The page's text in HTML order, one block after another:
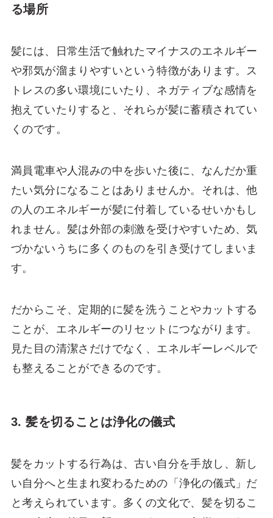
る場所
髪には、日常生活で触れたマイナスのエネルギー
や邪気が溜まりやすいという特徴があります。ス
トレスの多い環境にいたり、ネガティブな感情を
抱えていたりすると、それらが髪に蓄積されてい
くのです。
満員電車や人混みの中を歩いた後に、なんだか重
たい気分になることはありませんか。それは、他
の人のエネルギーが髪に付着しているせいかもし
れません。髪は外部の刺激を受けやすいため、気
づかないうちに多くのものを引き受けてしまいま
す。
だからこそ、定期的に髪を洗うことやカットする
ことが、エネルギーのリセットにつながります。
見た目の清潔さだけでなく、エネルギーレベルで
も整えることができるのです。
3. 髪を切ることは浄化の儀式
髪をカットする行為は、古い自分を手放し、新し
い自分へと生まれ変わるための「浄化の儀式」だ
と考えられています。多くの文化で、髪を切るこ